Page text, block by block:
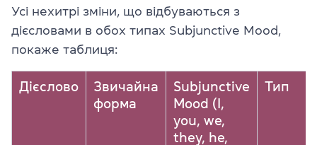
Усі нехитрі зміни, що відбуваються з
дієсловами в обох типах Subjunctive Mood,
покаже таблиця:
Дієслово
Звичайна
форма
Subjunctive
Mood (I,
you, we,
they, he,
Тип